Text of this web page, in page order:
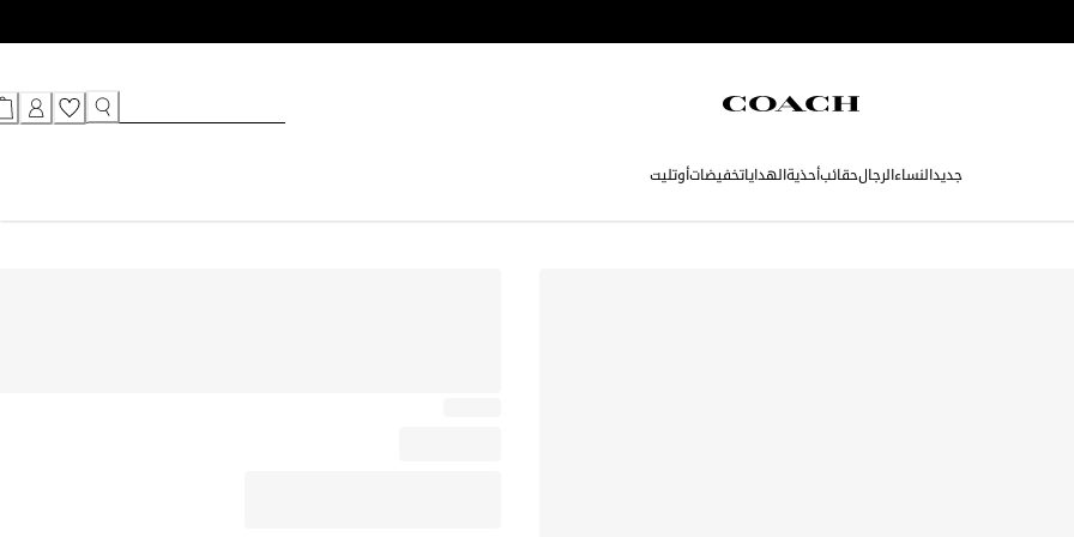
جديدالنساءالرجالحقائبأحذيةالهداياتخفيضاتأوتليت